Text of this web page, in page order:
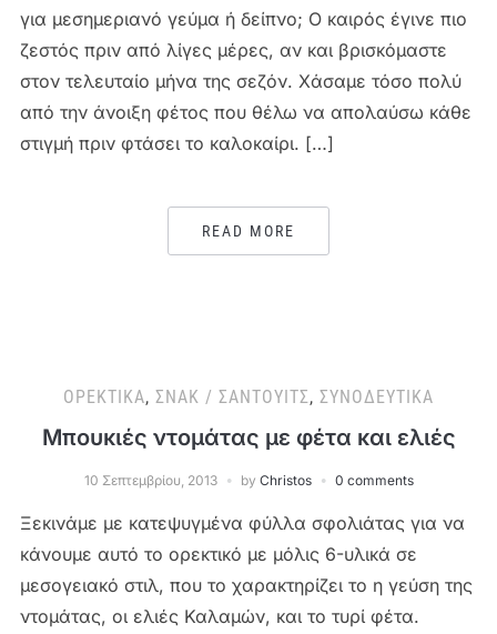
για μεσημεριανό γεύμα ή δείπνο; Ο καιρός έγινε πιο
ζεστός πριν από λίγες μέρες, αν και βρισκόμαστε
στον τελευταίο μήνα της σεζόν. Χάσαμε τόσο πολύ
από την άνοιξη φέτος που θέλω να απολαύσω κάθε
στιγμή πριν φτάσει το καλοκαίρι. […]
READ MORE
ΟΡΕΚΤΙΚΆ, ΣΝΑΚ / ΣΆΝΤΟΥΙΤΣ, ΣΥΝΟΔΕΥΤΙΚΆ
Μπουκιές ντομάτας με φέτα και ελιές
10 Σεπτεμβρίου, 2013 by Christos 0 comments
Ξεκινάμε με κατεψυγμένα φύλλα σφολιάτας για να
κάνουμε αυτό το ορεκτικό με μόλις 6-υλικά σε
μεσογειακό στιλ, που το χαρακτηρίζει το η γεύση της
ντομάτας, οι ελιές Καλαμών, και το τυρί φέτα.